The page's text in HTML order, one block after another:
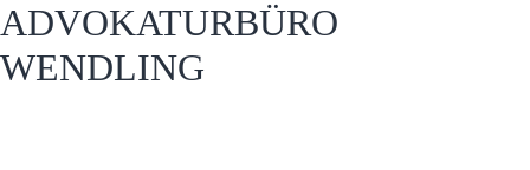
ADVOKATURBÜRO
WENDLING